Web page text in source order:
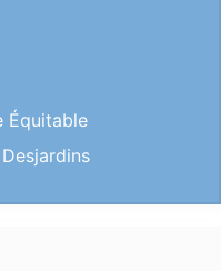
Équitable